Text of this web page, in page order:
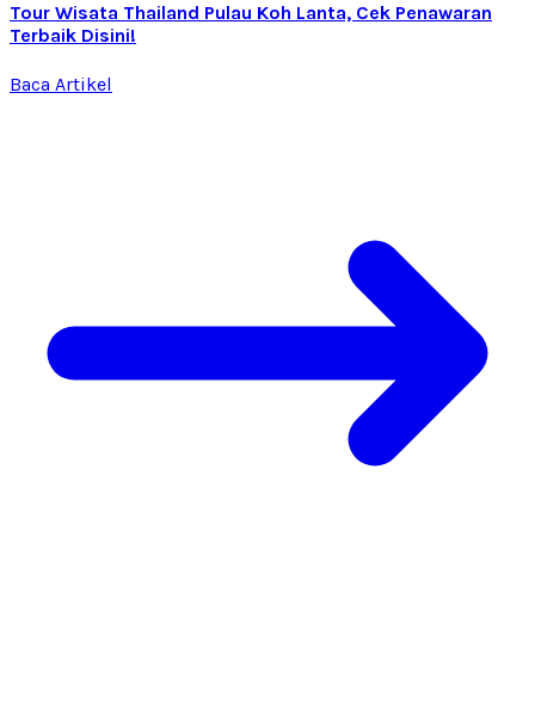
Tour Wisata Thailand Pulau Koh Lanta, Cek Penawaran
Terbaik Disini!
Baca Artikel